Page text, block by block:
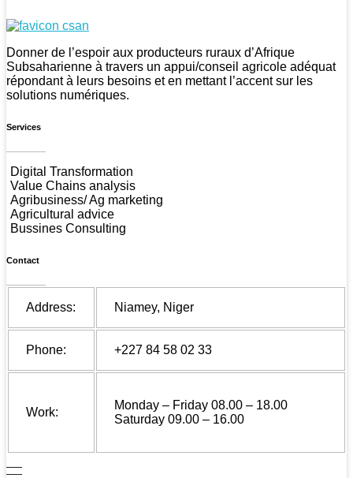
Donner de l’espoir aux producteurs ruraux d’Afrique
Subsaharienne à travers un appui/conseil agricole adéquat
répondant à leurs besoins et en mettant l’accent sur les
solutions numériques.
Services
Digital Transformation
Value Chains analysis
Agribusiness/ Ag marketing
Agricultural advice
Bussines Consulting
Contact
Address: Niamey, Niger
Phone: +227 84 58 02 33
Work:
Monday – Friday 08.00 – 18.00
Saturday 09.00 – 16.00